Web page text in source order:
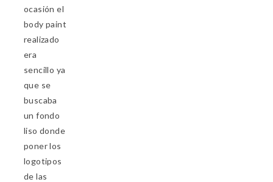
ocasión el
body paint
realizado
era
sencillo ya
que se
buscaba
un fondo
liso donde
poner los
logotipos
de las